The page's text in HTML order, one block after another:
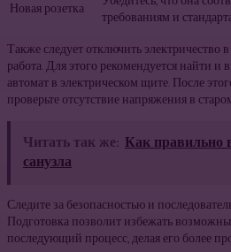
Новая розетка
требованиям и
Также следует отключить электричество
работа. Для этого рекомендуется найти
автомат в электрическом щите. После
проверьте отсутствие напряжения в
Читать так же: Как правильно
санузла
Следите за безопасностью и
Подготовка позволит избежать
последующий процесс, делая его более